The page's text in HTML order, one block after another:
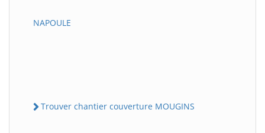
NAPOULE
Trouver chantier couverture MOUGINS